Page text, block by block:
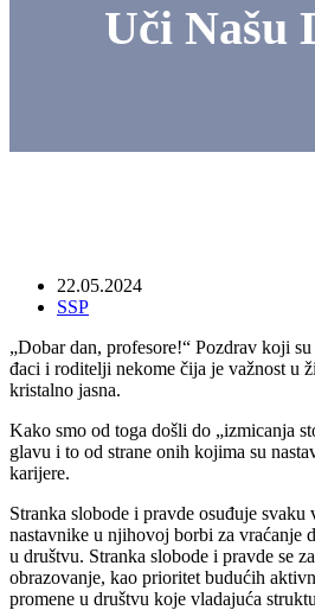
Uči Našu
22.05.2024
SSP
„Dobar dan, profesore!“ Pozdrav koji
đaci i roditelji nekome čija je važnost u
kristalno jasna.
Kako smo od toga došli do „izmicanja
glavu i to od strane onih kojima su
karijere.
Stranka slobode i pravde osuđuje svaku
nastavnike u njihovoj borbi za vraćanje
u društvu. Stranka slobode i pravde se
obrazovanje, kao prioritet budućih
promene u društvu koje vladajuća